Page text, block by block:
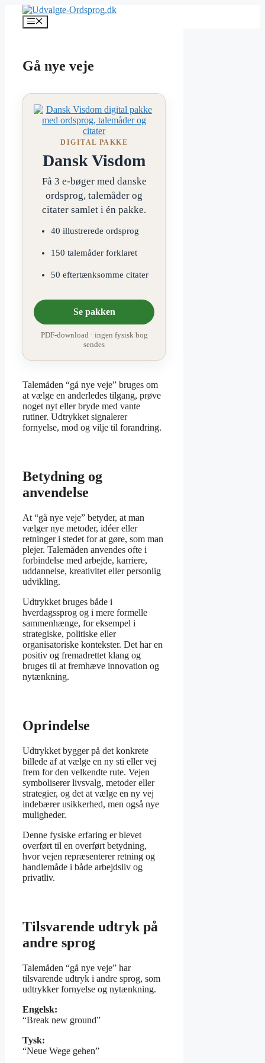
indhold
Menu
Gå nye veje
DIGITAL PAKKE
Dansk Visdom
Få 3 e-bøger med danske
ordsprog, talemåder og
citater samlet i én pakke.
40 illustrerede ordsprog
150 talemåder forklaret
50 eftertænksomme citater
Se pakken
PDF-download · ingen fysisk bog
sendes
Talemåden “gå nye veje” bruges om
at vælge en anderledes tilgang, prøve
noget nyt eller bryde med vante
rutiner. Udtrykket signalerer
fornyelse, mod og vilje til forandring.
Betydning og
anvendelse
At “gå nye veje” betyder, at man
vælger nye metoder, idéer eller
retninger i stedet for at gøre, som man
plejer. Talemåden anvendes ofte i
forbindelse med arbejde, karriere,
uddannelse, kreativitet eller personlig
udvikling.
Udtrykket bruges både i
hverdagssprog og i mere formelle
sammenhænge, for eksempel i
strategiske, politiske eller
organisatoriske kontekster. Det har en
positiv og fremadrettet klang og
bruges til at fremhæve innovation og
nytænkning.
Oprindelse
Udtrykket bygger på det konkrete
billede af at vælge en ny sti eller vej
frem for den velkendte rute. Vejen
symboliserer livsvalg, metoder eller
strategier, og det at vælge en ny vej
indebærer usikkerhed, men også nye
muligheder.
Denne fysiske erfaring er blevet
overført til en overført betydning,
hvor vejen repræsenterer retning og
handlemåde i både arbejdsliv og
privatliv.
Tilsvarende udtryk på
andre sprog
Talemåden “gå nye veje” har
tilsvarende udtryk i andre sprog, som
udtrykker fornyelse og nytænkning.
Engelsk:
“Break new ground”
Tysk:
“Neue Wege gehen”